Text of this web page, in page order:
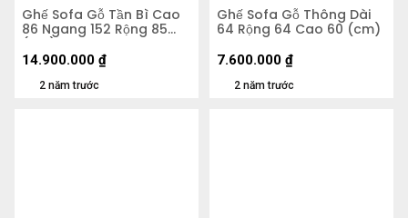
Ghế Sofa Gỗ Tần Bì Cao
86 Ngang 152 Rộng 85
(cm)
2 năm trước
14.900.000 ₫
Ghế Sofa Gỗ Thông Dài
64 Rộng 64 Cao 60 (cm)
2 năm trước
7.600.000 ₫